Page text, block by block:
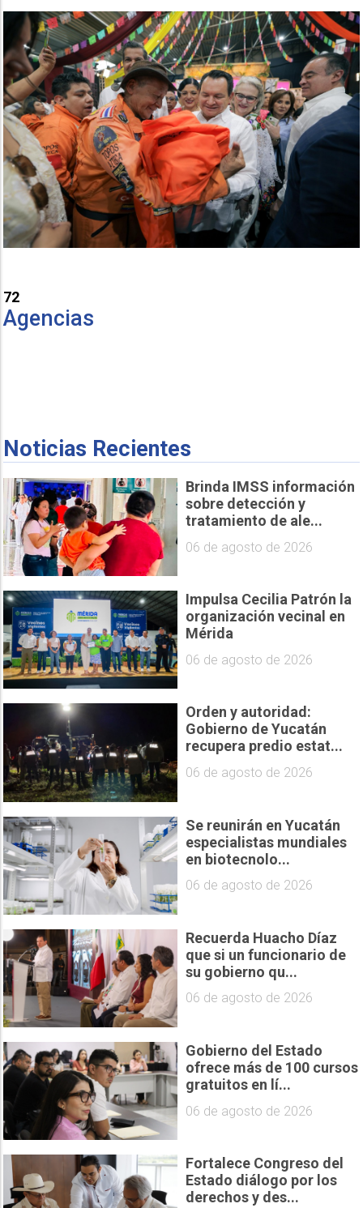
72
Agencias
Noticias Recientes
Brinda IMSS información
sobre detección y
tratamiento de ale...
06 de agosto de 2026
Impulsa Cecilia Patrón la
organización vecinal en
Mérida
06 de agosto de 2026
Orden y autoridad:
Gobierno de Yucatán
recupera predio estat...
06 de agosto de 2026
Se reunirán en Yucatán
especialistas mundiales
en biotecnolo...
06 de agosto de 2026
Recuerda Huacho Díaz
que si un funcionario de
su gobierno qu...
06 de agosto de 2026
Gobierno del Estado
ofrece más de 100 cursos
gratuitos en lí...
06 de agosto de 2026
Fortalece Congreso del
Estado diálogo por los
derechos y des...